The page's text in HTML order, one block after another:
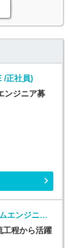
/正社員)
ンジニア募
SE（システムエンジニア）(上流システムエンジニア(Java経験者歓迎)/正社員)
工程から活躍